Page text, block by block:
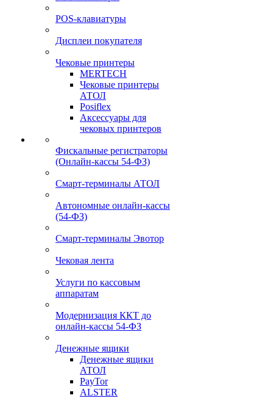
POS-клавиатуры
Дисплеи покупателя
Чековые принтеры
MERTECH
Чековые принтеры
АТОЛ
Posiflex
Аксессуары для
чековых принтеров
Фискальные регистраторы
(Онлайн-кассы 54-ФЗ)
Смарт-терминалы АТОЛ
Автономные онлайн-кассы
(54-ФЗ)
Смарт-терминалы Эвотор
Чековая лента
Услуги по кассовым
аппаратам
Модернизация ККТ до
онлайн-кассы 54-ФЗ
Денежные ящики
Денежные ящики
АТОЛ
PayTor
ALSTER